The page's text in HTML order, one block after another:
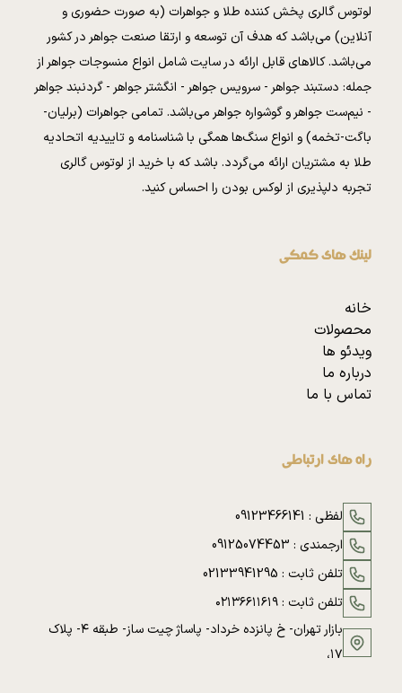
لوتوس گالری پخش کننده طلا و جواهرات (به صورت حضوری و
آنلاین) می‌باشد که هدف آن توسعه و ارتقا صنعت جواهر در کشور
می‌باشد. کالا‌های قابل ارائه در سایت شامل انواع منسوجات جواهر از
جمله: دستبند جواهر - سرویس جواهر - انگشتر جواهر - گردنبند جواهر
- نیم‌ست جواهر و گوشواره جواهر می‌باشد. تمامی جواهرات (برلیان-
باگت-تخمه) و انواع سنگ‌ها همگی با شناسنامه و تاییدیه اتحادیه
طلا به مشتریان ارائه می‌گردد. باشد که با خرید از لوتوس گالری
تجربه دلپذیری از لوکس بودن را احساس کنید.
لینک های کمکی
خانه
محصولات
ویدئو ها
درباره ما
تماس با ما
راه های ارتباطی
لفظی : 09123466141
ارجمندی : 09125074453
تلفن ثابت : 02133941295
تلفن ثابت :۰۲۱۳۶۶۱۱۶۱۹
بازار تهران- خ پانزده خرداد- پاساژ چیت ساز- طبقه ۴- پلاک
۱۷،